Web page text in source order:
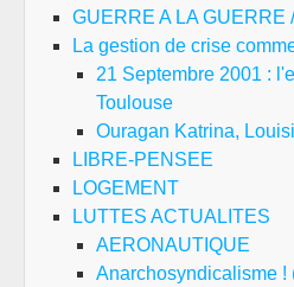
GUERRE A LA GUERRE
La gestion de crise
21 Septembre 2001 :
Toulouse
Ouragan Katrina,
LIBRE-PENSEE
LOGEMENT
LUTTES ACTUALITES
AERONAUTIQUE
Anarchosyndicalisme !